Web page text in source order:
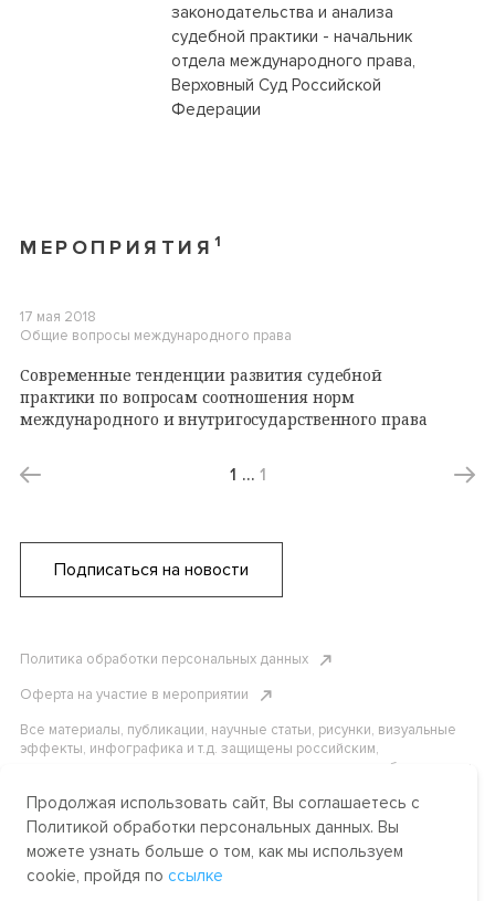
законодательства и анализа
судебной практики - начальник
отдела международного права,
Верховный Суд Российской
Федерации
МЕРОПРИЯТИЯ 1
17 мая 2018
Общие вопросы международного права
Современные тенденции развития судебной
практики по вопросам соотношения норм
международного и внутригосударственного права
1 … 1
Подписаться на новости
Политика обработки персональных данных
Оферта на участие в мероприятии
Все материалы, публикации, научные статьи, рисунки, визуальные
эффекты, инфографика и т.д. защищены российским,
американским и международным законодательством об авторском
материалов без письменного разрешения АНО «Центр
международных и сравнительно-правовых исследований» или
аффилированных лиц строго запрещено. Пожалуйста, свяжитесь с
нами, чтобы узнать подробности.
Продолжая использовать сайт, Вы соглашаетесь с
Политикой обработки персональных данных. Вы
можете узнать больше о том, как мы используем
cookie, пройдя по ссылке